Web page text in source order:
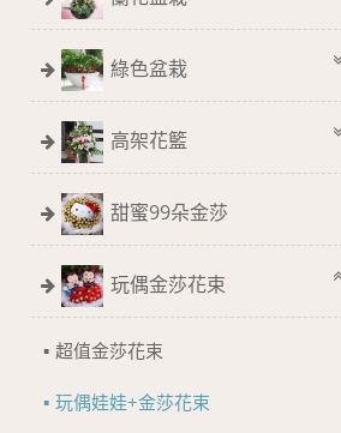
綠色盆栽
高架花籃
甜蜜99朵金莎
玩偶金莎花束
超值金莎花束
玩偶娃娃+金莎花束